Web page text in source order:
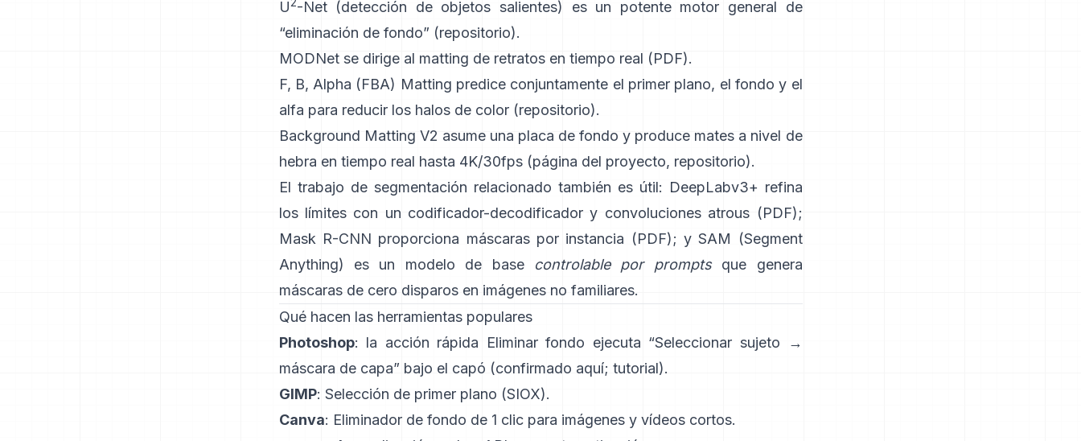
U2-Net(detección de objetos salientes) es un potente motor general de
“eliminación de fondo” (repositorio).
MODNetse dirige al matting de retratos en tiempo real (PDF).
F, B, Alpha (FBA) Matting predice conjuntamente el primer plano, el fondo y el
alfa para reducir los halos de color (repositorio).
Background Matting V2 asume una placa de fondo y produce mates a nivel de
hebra en tiempo real hasta 4K/30fps (página del proyecto, repositorio).
El trabajo de segmentación relacionado también es útil: DeepLabv3+ refina
los límites con un codificador-decodificador y convoluciones atrous (PDF);
Mask R-CNN proporciona máscaras por instancia (PDF); y SAM (Segment
Anything) es un modelo de base controlable por promptsque genera
máscaras de cero disparos en imágenes no familiares.
Qué hacen las herramientas populares
Photoshop: la acción rápida Eliminar fondo ejecuta “Seleccionar sujeto →
máscara de capa” bajo el capó (confirmado aquí; tutorial).
GIMP: Selección de primer plano (SIOX).
Canva: Eliminador de fondo de 1 clicpara imágenes y vídeos cortos.